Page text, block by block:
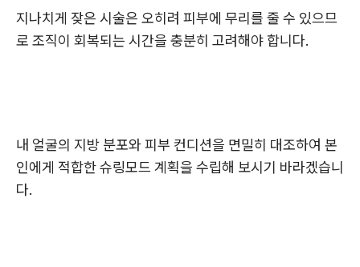
지나치게 잦은 시술은 오히려 피부에 무리를 줄 수 있으므
로 조직이 회복되는 시간을 충분히 고려해야 합니다.
내 얼굴의 지방 분포와 피부 컨디션을 면밀히 대조하여 본
인에게 적합한 슈링모드 계획을 수립해 보시기 바라겠습니
다.